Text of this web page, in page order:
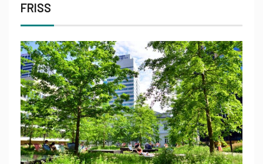
FRISS